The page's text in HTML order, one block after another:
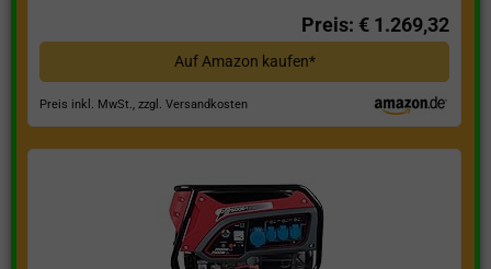
Preis: € 1.269,32
Auf Amazon kaufen*
Preis inkl. MwSt., zzgl. Versandkosten